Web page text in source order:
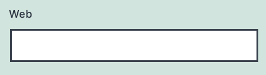
Web